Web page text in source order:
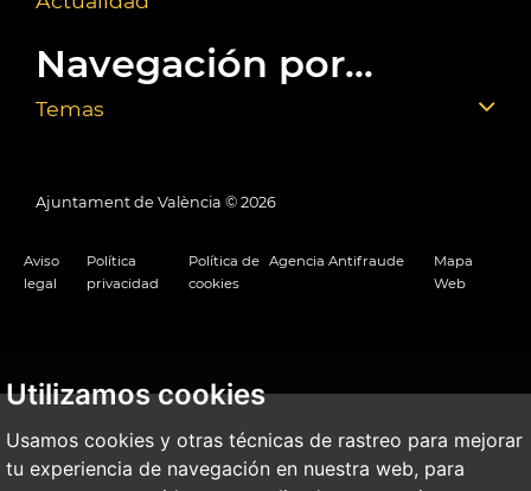
Utilizamos cookies
Usamos cookies y otras técnicas de rastreo para mejorar
tu experiencia de navegación en nuestra web, para
Navegación por...
Temas
Ajuntament de València © 2026
Aviso
legal
Política
privacidad
Política de
cookies
Agencia Antifraude
Mapa
Web